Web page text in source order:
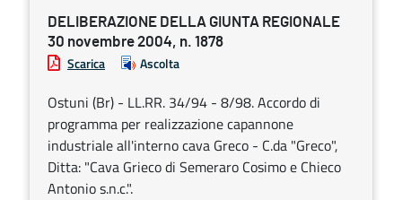
DELIBERAZIONE DELLA GIUNTA REGIONALE
30 novembre 2004, n. 1878
Scarica Ascolta
Ostuni (Br) - LL.RR. 34/94 - 8/98. Accordo di
programma per realizzazione capannone
industriale all'interno cava Greco - C.da "Greco",
Ditta: "Cava Grieco di Semeraro Cosimo e Chieco
Antonio s.n.c.".